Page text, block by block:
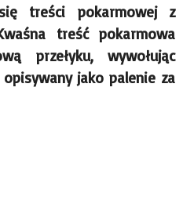
treści pokarmowej z
treść pokarmowa
przełyku, wywołując
jako palenie za